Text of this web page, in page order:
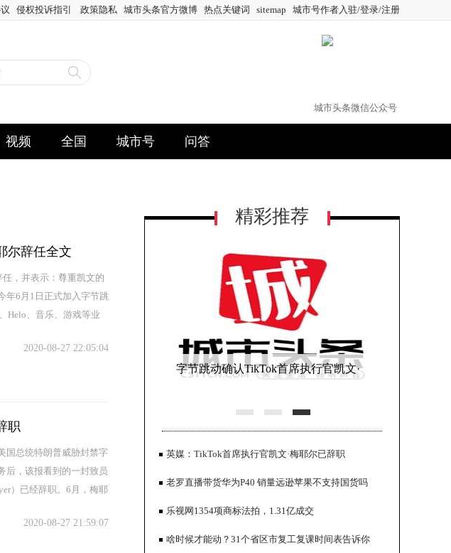
侵权投诉指引 政策隐私 城市头条官方微博 热点关键词 sitemap 城市号作者入驻/登录/注册
城市头条微信公众号
视频 全国 城市号 问答
尔辞任全文
，并表示：尊重凯文的
年6月1日正式加入字节跳
Helo、音乐、游戏等业
2020-08-27 22:05:04
职
国总统特朗普威胁封禁字
后，该报看到的一封致员
）已经辞职。6月，梅耶
2020-08-27 21:59:07
精彩推荐
字节跳动确认TikTok首席执行官凯文·
英媒：TikTok首席执行官凯文·梅耶尔已辞职
老罗直播带货华为P40 销量远逊苹果不支持国货吗
乐视网1354项商标法拍，1.31亿成交
啥时候才能动？31个省区市复工复课时间表告诉你